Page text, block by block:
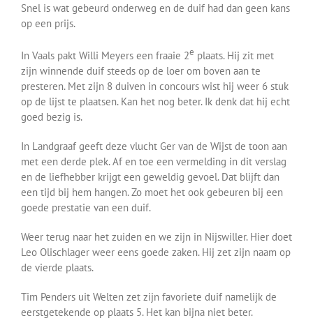
Snel is wat gebeurd onderweg en de duif had dan geen kans
op een prijs.
In Vaals pakt Willi Meyers een fraaie 2e plaats. Hij zit met
zijn winnende duif steeds op de loer om boven aan te
presteren. Met zijn 8 duiven in concours wist hij weer 6 stuk
op de lijst te plaatsen. Kan het nog beter. Ik denk dat hij echt
goed bezig is.
In Landgraaf geeft deze vlucht Ger van de Wijst de toon aan
met een derde plek. Af en toe een vermelding in dit verslag
en de liefhebber krijgt een geweldig gevoel. Dat blijft dan
een tijd bij hem hangen. Zo moet het ook gebeuren bij een
goede prestatie van een duif.
Weer terug naar het zuiden en we zijn in Nijswiller. Hier doet
Leo Olischlager weer eens goede zaken. Hij zet zijn naam op
de vierde plaats.
Tim Penders uit Welten zet zijn favoriete duif namelijk de
eerstgetekende op plaats 5. Het kan bijna niet beter.